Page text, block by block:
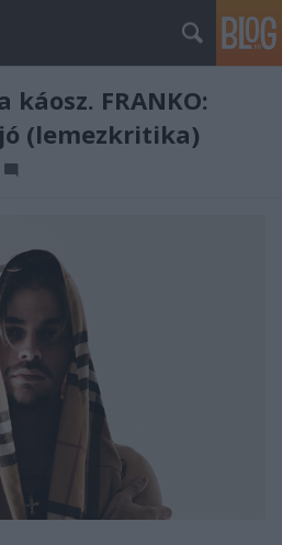
FRANKO:
(lemezkritika)